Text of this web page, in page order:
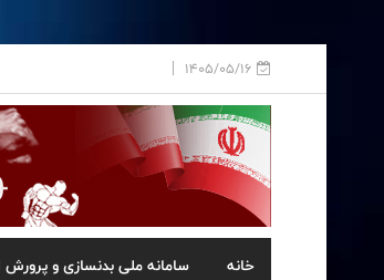
1405/05/16
خانه سامانه ملی بدنسازی و پرورش